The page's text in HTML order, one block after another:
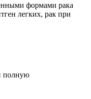
формами рака
легких, рак при
полную